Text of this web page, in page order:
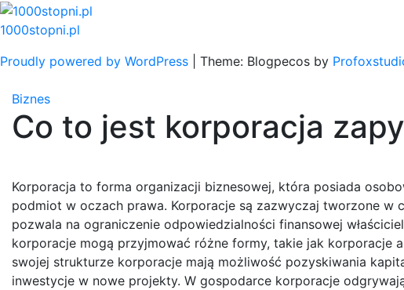
Skip
to
1000stopni.pl
Proudly powered by WordPress
Theme: Blogpecos by
Biznes
Co to jest korporacja
Korporacja to forma organizacji biznesowej, która posiada
podmiot w oczach prawa. Korporacje są zazwyczaj tworzone w
pozwala na ograniczenie odpowiedzialności finansowej
korporacje mogą przyjmować różne formy, takie jak korporacje
swojej strukturze korporacje mają możliwość pozyskiwania
inwestycje w nowe projekty. W gospodarce korporacje